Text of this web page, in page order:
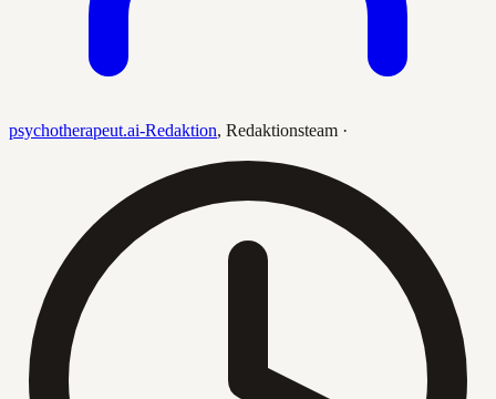
psychotherapeut.ai-Redaktion, Redaktionsteam ·